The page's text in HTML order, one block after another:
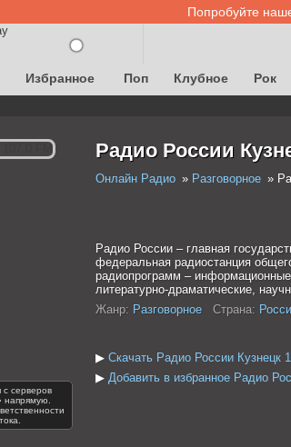
Попробуйте
Избранное Поп Клубное Рок
серверов
напрямую.
Радио России
Онлайн Радио Разговорное
Радио России – главная
федеральная радиостанция
радиопрограмм –
литературно-драматические,
Жанр: Разговорное Страна:
▶ Скачать Радио России Кузнецк
▶ Добавить в избранное Радио